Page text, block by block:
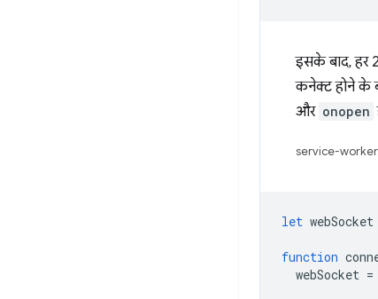
इसके बाद, हर
कनेक्ट होने के
और onopen
service-
let webSocket
function
webSocket =